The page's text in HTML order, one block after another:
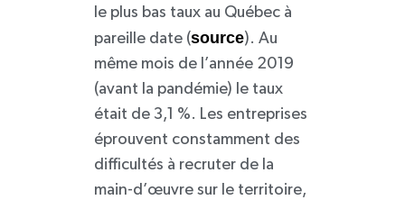
le plus bas taux au Québec à
pareille date (source). Au
même mois de l’année 2019
(avant la pandémie) le taux
était de 3,1 %. Les entreprises
éprouvent constamment des
difficultés à recruter de la
main-d’œuvre sur le territoire,